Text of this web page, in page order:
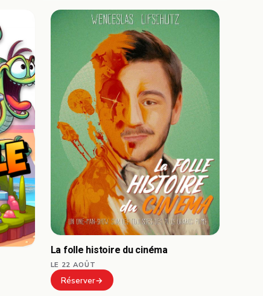
La folle histoire du cinéma
LE 22 AOÛT
Réserver